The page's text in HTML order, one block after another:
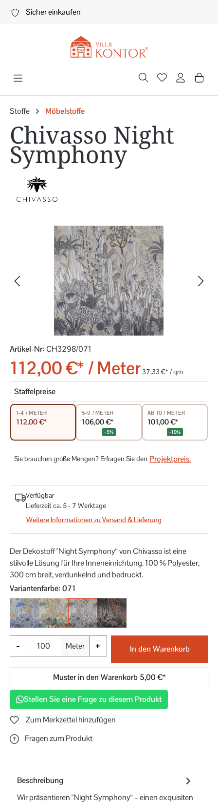
Zum Hauptinhalt springen
Sicher einkaufen
Stoffe Möbelstoffe
Chivasso Night
Symphony
Bildergalerie überspringen
Artikel-Nr: CH3298/071
112,00 €* / Meter 37,33 €* / qm
Staffelpreise
1-4 / METER
112,00 €*
5-9 / METER
106,00 €*
-5%
AB 10 / METER
101,00 €*
-10%
Sie brauchen große Mengen? Erfragen Sie den Projektpreis.
Verfügbar
Lieferzeit ca. 5 - 7 Werktage
Weitere Informationen zu Versand & Lieferung
Der Dekostoff "Night Symphony“ von Chivasso ist eine
stilvolle Lösung für Ihre Inneneinrichtung. 100 % Polyester,
300 cm breit, verdunkelnd und bedruckt.
Variantenfarbeauswählen
: 071
050 070 071 099
- Meter + In den Warenkorb
Muster in den Warenkorb 5,00 €*
Stellen Sie eine Frage zu diesem Produkt
Zum Merkzettel hinzufügen
Fragen zum Produkt
Beschreibung
Wir präsentieren "Night Symphony“ – einen exquisiten